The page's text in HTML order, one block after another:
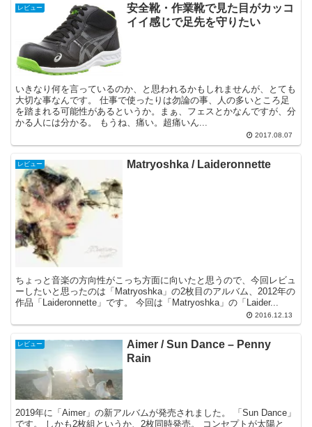
レビュー
安全靴・作業靴で見た目がカッコ
イイ感じで足先を守りたい
いきなり何を言っているのか、と思われるかもしれませんが、とても
大切な事なんです。 仕事で使ったりは勿論の事、人の多いところ足
を踏まれる可能性があるというか。まぁ、フェスとかなんですが、分
かる人には分かる。 もうね、痛い。超痛いん...
2017.08.07
レビュー Matryoshka / Laideronnette
ちょっと音楽の方向性がこっち方面に向いたと思うので、今回レビュ
ーしたいと思ったのは「Matryoshka」の2枚目のアルバム、2012年の
作品「Laideronnette」です。 今回は「Matryoshka」の「Laider...
2016.12.13
レビュー
Aimer / Sun Dance – Penny
Rain
2019年に「Aimer」の新アルバムが発売されました。 「Sun Dance」
です。 しかも2枚組というか、2枚同時発売。 コンセプトが太陽と